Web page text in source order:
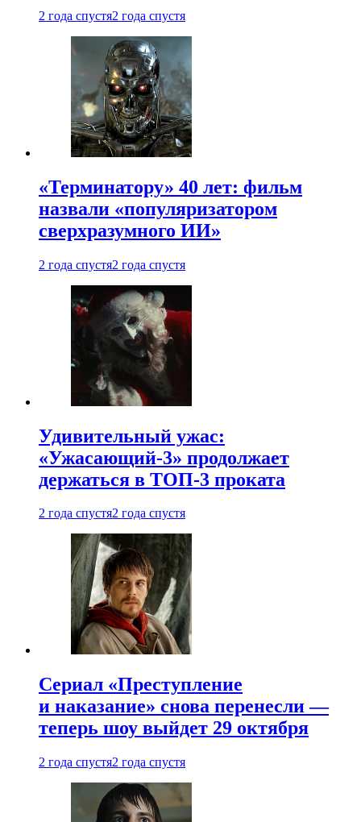
2 года спустя2 года спустя
«Терминатору» 40 лет: фильм
назвали «популяризатором
сверхразумного ИИ»
2 года спустя2 года спустя
Удивительный ужас:
«Ужасающий-3» продолжает
держаться в ТОП-3 проката
2 года спустя2 года спустя
Сериал «Преступление
и наказание» снова перенесли —
теперь шоу выйдет 29 октября
2 года спустя2 года спустя